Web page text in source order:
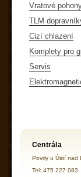
Vratové
TLM
Cizí chlazení
Komplety pro
Servis
Centrála
Povrly u Ústí nad
Tel: 475 227